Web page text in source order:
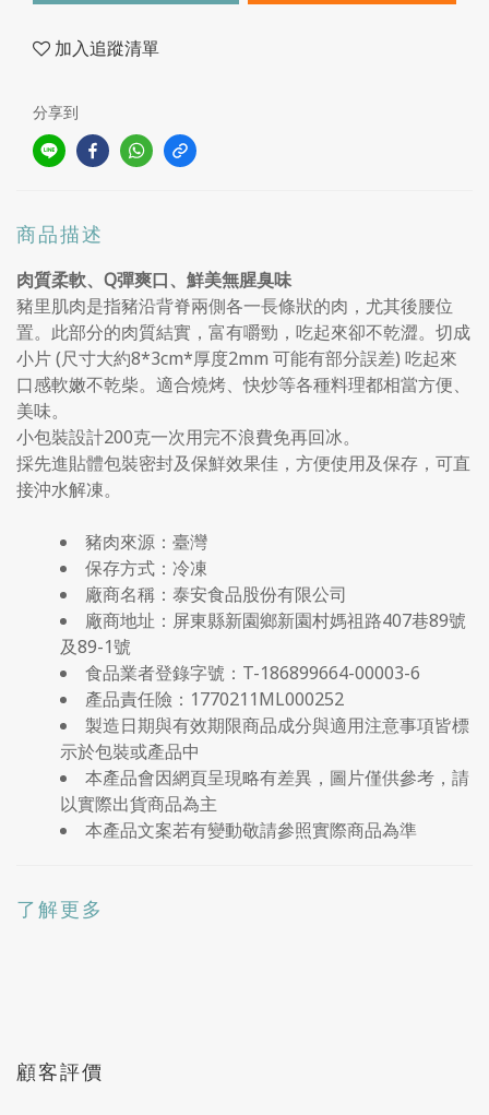
加入追蹤清單
分享到
商品描述
肉質柔軟、Q彈爽口、鮮美無腥臭味
豬里肌肉是指豬沿背脊兩側各一長條狀的肉，尤其後腰位
置。此部分的肉質結實，富有嚼勁，吃起來卻不乾澀。切成
小片 (尺寸大約8*3cm*厚度2mm 可能有部分誤差) 吃起來
口感軟嫩不乾柴。適合燒烤、快炒等各種料理都相當方便、
美味。
小包裝設計200克一次用完不浪費免再回冰。
採先進貼體包裝密封及保鮮效果佳，方便使用及保存，可直
接沖水解凍。
豬肉來源：臺灣
保存方式：冷凍
廠商名稱：泰安食品股份有限公司
廠商地址：屏東縣新園鄉新園村媽祖路407巷89號
及89-1號
食品業者登錄字號：T-186899664-00003-6
產品責任險：1770211ML000252
製造日期與有效期限商品成分與適用注意事項皆標
示於包裝或產品中
本產品會因網頁呈現略有差異，圖片僅供參考，請
以實際出貨商品為主
本產品文案若有變動敬請參照實際商品為準
了解更多
顧客評價